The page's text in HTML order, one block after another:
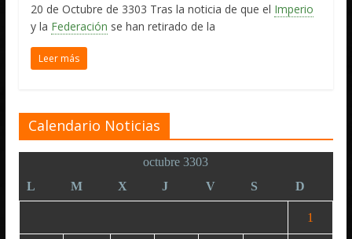
20 de Octubre de 3303 Tras la noticia de que el Imperio
y la Federación se han retirado de la
Leer más
Calendario Noticias
octubre 3303
L
M X J V S D
1